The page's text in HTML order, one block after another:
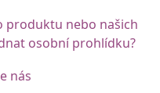
produktu nebo našich
osobní prohlídku?
nás